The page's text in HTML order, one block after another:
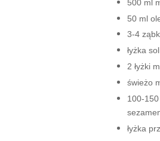
500 ml
50 ml
3-4
łyżka
2 łyżki
świeżo
100-
łyżka